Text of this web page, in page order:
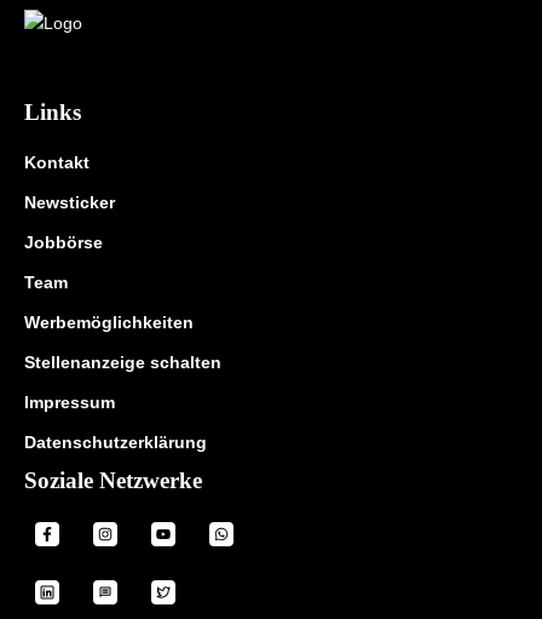
Links
Kontakt
Newsticker
Jobbörse
Team
Werbemöglichkeiten
Stellenanzeige schalten
Impressum
Datenschutzerklärung
Soziale Netzwerke